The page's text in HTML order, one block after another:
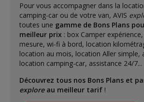
Pour vous accompagner dans la
camping-car ou de votre van, AVIS
toutes une gamme de Bons Plans
meilleur prix : box Camper
mesure, wi-fi à bord, location
location au mois, location Aller simple,
location camping-car, assistance 24/7...
Découvrez tous nos Bons Plans et
exploreau meilleur tarif !